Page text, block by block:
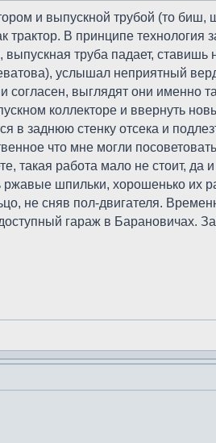
и выпускной трубой (то биш,
трактор. В принципе
труба падает,
услышал неприятный
выглядят они именно
коллекторе и ввернуть
в заднюю стенку отсека и
что мне могли
такая работа мало не стоит, да
шпильки, хорошенько их
не сняв пол-двигателя.
гараж в Барановичах.